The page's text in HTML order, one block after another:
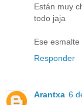
Están muy
todo jaja
Ese
Responder
Arantxa 6